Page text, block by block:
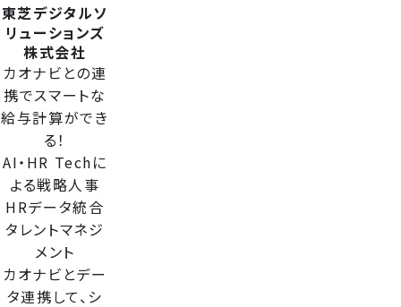
東芝デジタルソ
リューションズ
株式会社
カオナビとの連
携でスマートな
給与計算ができ
る！
AI・HR Techに
よる戦略人事
HRデータ統合
タレントマネジ
メント
カオナビとデー
タ連携して、シ